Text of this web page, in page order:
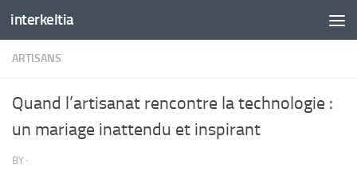
Skip to content
interkeltia
ARTISANS
Quand l’artisanat rencontre la technologie :
un mariage inattendu et inspirant
BY ·